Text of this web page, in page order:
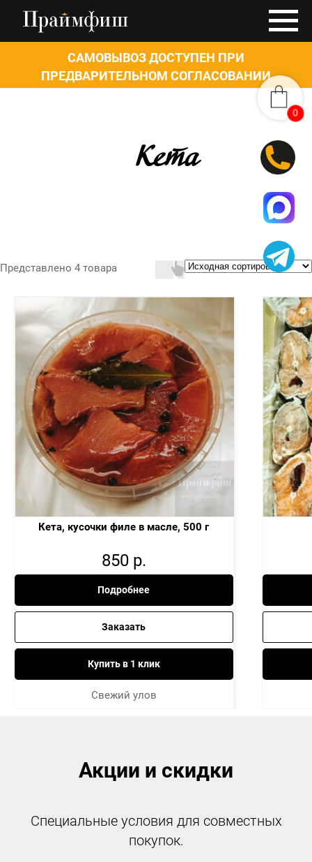
САМОВЫВОЗ ДОСТУПЕН ПРИ
ПРЕДВАРИТЕЛЬНОМ СОГЛАСОВАНИИ
Кета
Представлено 4 товара
Кета, кусочки филе в масле, 500 г
850 р.
Подробнее
Заказать
Купить в 1 клик
Свежий улов
Акции и скидки
Специальные условия для совместных
покупок.
0